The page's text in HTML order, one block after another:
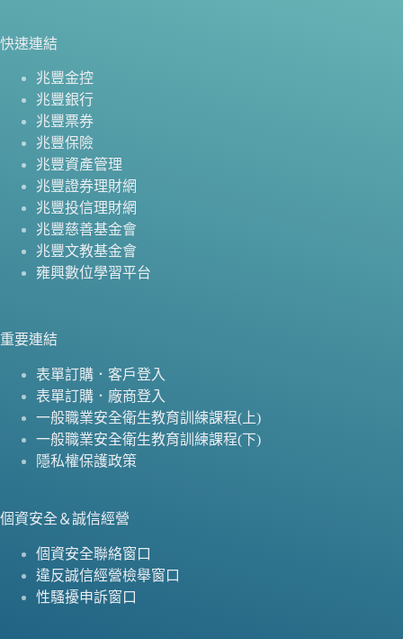
快速連結
兆豐金控
兆豐銀行
兆豐票券
兆豐保險
兆豐資產管理
兆豐證券理財網
兆豐投信理財網
兆豐慈善基金會
兆豐文教基金會
雍興數位學習平台
重要連結
表單訂購．客戶登入
表單訂購．廠商登入
一般職業安全衛生教育訓練課程(上)
一般職業安全衛生教育訓練課程(下)
隱私權保護政策
個資安全＆誠信經營
個資安全聯絡窗口
違反誠信經營檢舉窗口
性騷擾申訴窗口